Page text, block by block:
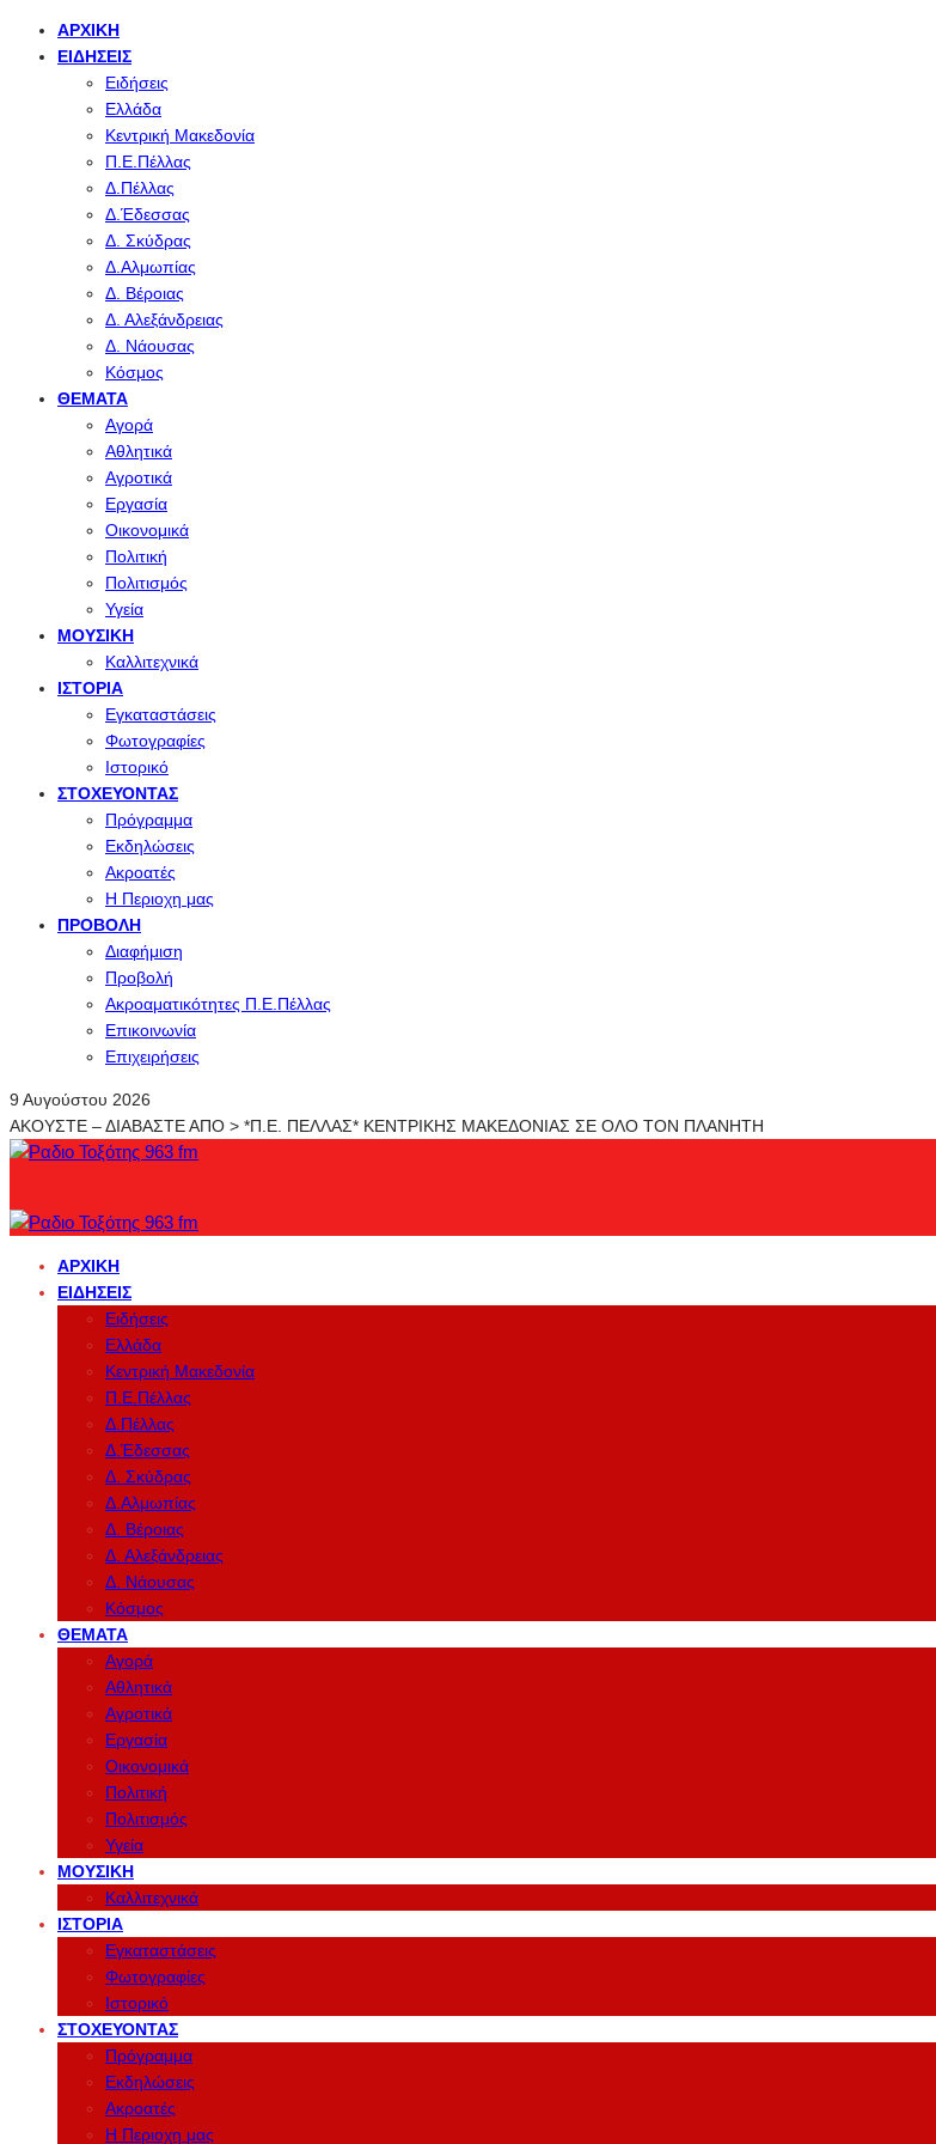
ΑΡΧΙΚΉ
ΕΙΔΉΣΕΙΣ
Ειδήσεις
Ελλάδα
Κεντρική Μακεδονία
Π.Ε.Πέλλας
Δ.Πέλλας
Δ.Έδεσσας
Δ. Σκύδρας
Δ.Αλμωπίας
Δ. Βέροιας
Δ. Αλεξάνδρειας
Δ. Νάουσας
Κόσμος
ΘΈΜΑΤΑ
Αγορά
Αθλητικά
Αγροτικά
Εργασία
Οικονομικά
Πολιτική
Πολιτισμός
Υγεία
ΜΟΥΣΙΚΉ
Καλλιτεχνικά
ΙΣΤΟΡΊΑ
Εγκαταστάσεις
Φωτογραφίες
Ιστορικό
ΣΤΟΧΕΎΟΝΤΑΣ
Πρόγραμμα
Εκδηλώσεις
Ακροατές
Η Περιοχη μας
ΠΡΟΒΟΛΉ
Διαφήμιση
Προβολή
Ακροαματικότητες Π.Ε.Πέλλας
Επικοινωνία
Επιχειρήσεις
9 Αυγούστου 2026
ΑΚΟΥΣΤΕ – ΔΙΑΒΑΣΤΕ ΑΠΟ > *Π.Ε. ΠΕΛΛΑΣ* ΚΕΝΤΡΙΚΗΣ ΜΑΚΕΔΟΝΙΑΣ ΣΕ ΟΛΟ ΤΟΝ ΠΛΑΝΗΤΗ
ΑΡΧΙΚΉ
ΕΙΔΉΣΕΙΣ
Ειδήσεις
Ελλάδα
Κεντρική Μακεδονία
Π.Ε.Πέλλας
Δ.Πέλλας
Δ.Έδεσσας
Δ. Σκύδρας
Δ.Αλμωπίας
Δ. Βέροιας
Δ. Αλεξάνδρειας
Δ. Νάουσας
Κόσμος
ΘΈΜΑΤΑ
Αγορά
Αθλητικά
Αγροτικά
Εργασία
Οικονομικά
Πολιτική
Πολιτισμός
Υγεία
ΜΟΥΣΙΚΉ
Καλλιτεχνικά
ΙΣΤΟΡΊΑ
Εγκαταστάσεις
Φωτογραφίες
Ιστορικό
ΣΤΟΧΕΎΟΝΤΑΣ
Πρόγραμμα
Εκδηλώσεις
Ακροατές
Η Περιοχη μας